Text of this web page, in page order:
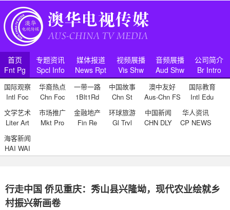
首页
Fnt Pg
专题资讯
Spcl Info
媒体报道
News Rpt
视频展播
Vis Shw
音频展播
Aud Shw
公司简介
Br Intro
国际观察
Intl Foc
华裔热点
Chn Foc
一带一路
1Blt1Rd
中国故事
Chn St
澳中友好
Aus-Chn FS
国际教育
Intl Edu
文学艺术
Liter Art
市场推广
Mkt Pro
金融地产
Fin Re
环球旅游
Gl Trvl
中国新闻
CHN DLY
华人资讯
CP NEWS
海客新闻
HAI WAI
行走中国 侨见重庆：秀山县兴隆坳，现代农业绘就乡
村振兴新画卷